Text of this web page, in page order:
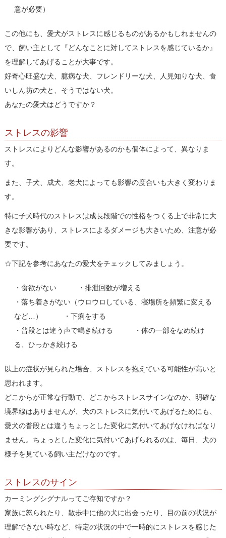
意が必要）
この他にも、愛犬がストレスに感じるものがあるかもしれませんの
で、飼い主として『どんなことに対してストレスを感じているか』
を理解してあげることが大事です。
好奇心旺盛な犬、臆病な犬、フレンドリーな犬、人見知りな犬、食
いしん坊の犬と、そうではない犬。
あなたの愛犬はどうですか？
ストレスの影響
ストレスによりどんな影響があるのかも個体によって、異なりま
す。
また、子犬、成犬、老犬によっても影響の度合いも大きく変わりま
す。
特に子犬時代のストレスは成長段階での性格をつくる上で非常に大
きな影響があり、ストレスによるダメージも大きいため、注意が必
要です。
☆下記を参考にあなたの愛犬をチェックしてみましょう。
・食欲がない ・排泄回数が増える
・落ち着きがない（ウロウロしている、寝場所を頻繁に変える
など…） ・下痢をする
・普段とは違う声で鳴き続ける ・体の一部をなめ続け
る、ひっかき続ける
以上の症状が見られた場合、ストレスを抱えている可能性が高いと
思われます。
どこからが正常な行動で、どこからストレスサインなのか、明確な
境界線はありませんが、犬のストレスに気付いてあげるためにも、
愛犬の普段とは違うちょっとした変化に気付いてあげなければなり
ません。ちょっとした変化に気付いてあげられるのは、毎日、犬の
様子を見ている飼い主だけなのです。
ストレスのサイン
カーミングシグナルってご存知ですか？
家族に怒られたり、散歩中に他の犬に出会ったり、目の前の状況が
理解できない時など、特定の状況の中で一時的にストレスを感じた